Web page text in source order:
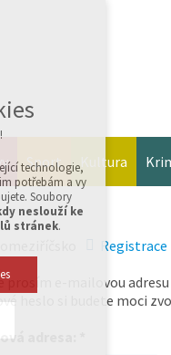
Sport Kultura
prosím e-mailovou
heslo si budete moci
adresa:
technologie,
potřebám a vy
Soubory
neslouží ke
stránek.